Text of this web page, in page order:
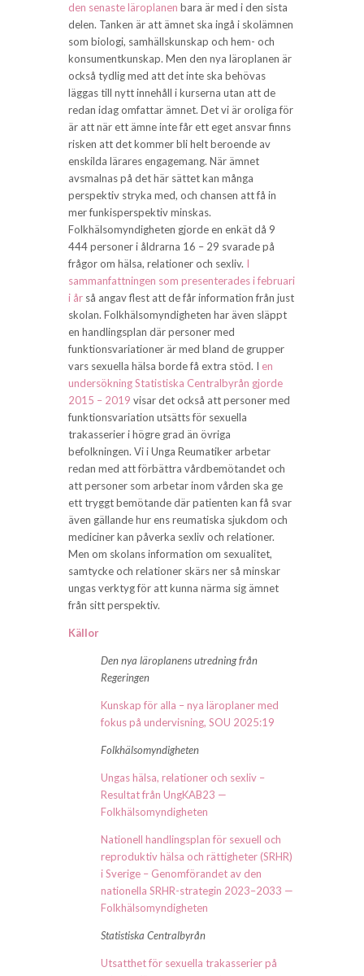
den senaste läroplanen bara är med i den sista
delen. Tanken är att ämnet ska ingå i skolämnen
som biologi, samhällskunskap och hem- och
konsumentkunskap. Men den nya läroplanen är
också tydlig med att det inte ska behövas
läggas till nytt innehåll i kurserna utan att de
redan idag omfattar ämnet. Det vi är oroliga för
är att när ett ämne inte får ett eget ansvar finns
risken att det kommer bli helt beroende av
enskilda lärares engagemang. När ämnet
avsmalnas på det här sättet kan många
perspektiv stryka med, och chansen att få in
mer funkisperspektiv minskas.
Folkhälsomyndigheten gjorde en enkät då 9
444 personer i åldrarna 16 – 29 svarade på
frågor om hälsa, relationer och sexliv. I
sammanfattningen som presenterades i februari
i år så angav flest att de får information från just
skolan. Folkhälsomyndigheten har även släppt
en handlingsplan där personer med
funktionsvariationer är med bland de grupper
vars sexuella hälsa borde få extra stöd. I en
undersökning Statistiska Centralbyrån gjorde
2015 – 2019 visar det också att personer med
funktionsvariation utsätts för sexuella
trakasserier i högre grad än övriga
befolkningen. Vi i Unga Reumatiker arbetar
redan med att förbättra vårdbemötandet och
att personer som arbetar inom vården ska ge
ett tryggt bemötande där patienten kan få svar
även gällande hur ens reumatiska sjukdom och
mediciner kan påverka sexliv och relationer.
Men om skolans information om sexualitet,
samtycke och relationer skärs ner så minskar
ungas verktyg för att kunna närma sig ämnet
från sitt perspektiv.
Källor
Den nya läroplanens utredning från
Regeringen
Kunskap för alla – nya läroplaner med
fokus på undervisning, SOU 2025:19
Folkhälsomyndigheten
Ungas hälsa, relationer och sexliv –
Resultat från UngKAB23 —
Folkhälsomyndigheten
Nationell handlingsplan för sexuell och
reproduktiv hälsa och rättigheter (SRHR)
i Sverige – Genomförandet av den
nationella SRHR-strategin 2023–2033 —
Folkhälsomyndigheten
Statistiska Centralbyrån
Utsatthet för sexuella trakasserier på